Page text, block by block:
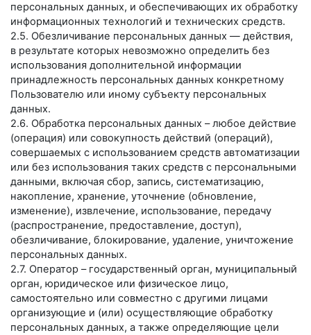
персональных данных, и обеспечивающих их обработку
информационных технологий и технических средств.
2.5. Обезличивание персональных данных — действия,
в результате которых невозможно определить без
использования дополнительной информации
принадлежность персональных данных конкретному
Пользователю или иному субъекту персональных
данных.
2.6. Обработка персональных данных – любое действие
(операция) или совокупность действий (операций),
совершаемых с использованием средств автоматизации
или без использования таких средств с персональными
данными, включая сбор, запись, систематизацию,
накопление, хранение, уточнение (обновление,
изменение), извлечение, использование, передачу
(распространение, предоставление, доступ),
обезличивание, блокирование, удаление, уничтожение
персональных данных.
2.7. Оператор – государственный орган, муниципальный
орган, юридическое или физическое лицо,
самостоятельно или совместно с другими лицами
организующие и (или) осуществляющие обработку
персональных данных, а также определяющие цели